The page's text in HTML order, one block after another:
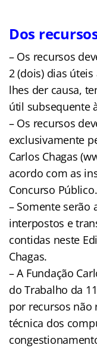
Dos
– Os recursos
2 (dois) dias
lhes der causa,
útil subsequente
– Os recursos
exclusivamente
Carlos Chagas
acordo com as
Concurso Público.
– Somente serão
interpostos e
contidas neste
Chagas.
– A Fundação
do Trabalho da
por recursos
técnica dos